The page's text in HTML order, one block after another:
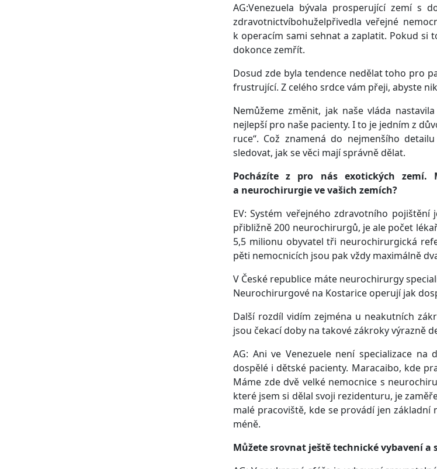
AG:Venezuela bývala prosperující zemí s
zdravotnictvíbohuželpřivedla veřejné
k operacím sami sehnat a zaplatit. Pokud si
dokonce zemřít.
Dosud zde byla tendence nedělat toho pro
frustrující. Z celého srdce vám přeji, abyste
Nemůžeme změnit, jak naše vláda
nejlepší pro naše pacienty. I to je jedním z
ruce“. Což znamená do nejmenšího
sledovat, jak se věci mají správně dělat.
Pocházíte z pro nás exotických zemí.
a neurochirurgie ve vašich zemích?
EV: Systém veřejného zdravotního
přibližně 200 neurochirurgů, je ale počet
5,5 milionu obyvatel tři neurochirurgická
pěti nemocnicích jsou pak vždy maximálně
V České republice máte neurochirurgy
Neurochirurgové na Kostarice operují jak
Další rozdíl vidím zejména u neakutních
jsou čekací doby na takové zákroky výrazně
AG: Ani ve Venezuele není specializace
dospělé i dětské pacienty. Maracaibo, kde
Máme zde dvě velké nemocnice s
které jsem si dělal svoji rezidenturu, je
malé pracoviště, kde se provádí jen
méně.
Můžete srovnat ještě technické vybavení